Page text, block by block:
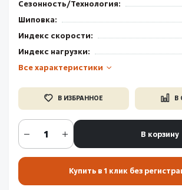
Сезонность/Технология:
Шиповка:
Индекс скорости:
Индекс нагрузки:
Все характеристики
В ИЗБРАННОЕ В
В корзину
Купить в 1 клик без